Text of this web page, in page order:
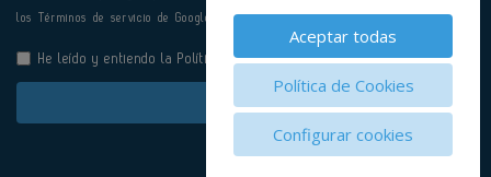
los Términos de servicio de Google.
He leído y entiendo la Política de Privacidad
Enviar
Aceptar todas
Política de Cookies
Configurar cookies